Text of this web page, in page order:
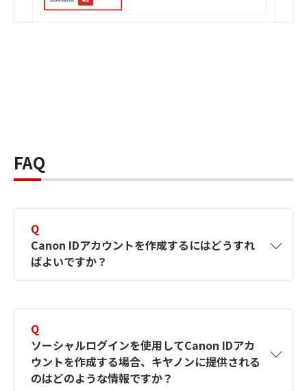
FAQ
Q
Canon IDアカウントを作成するにはどうすれ
ばよいですか？
す。詳しい作成方法は【カメラ】Canon IDとは
何ですか？Canon IDの作成方法は？をご確認く
ださい。
Q
ソーシャルログインを使用してCanon IDアカ
ウントを作成する場合、キヤノンに提供される
のはどのような情報ですか？